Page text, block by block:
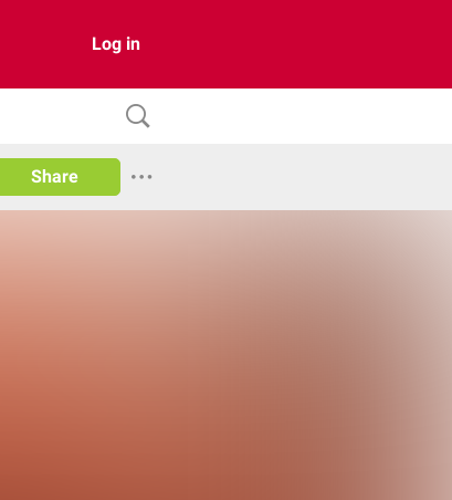
Log in
Share